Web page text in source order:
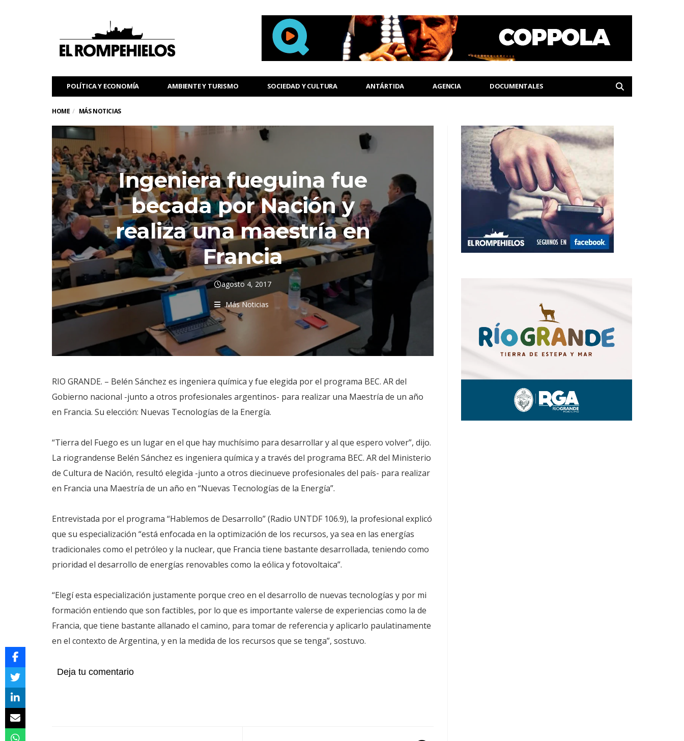
POLÍTICA Y ECONOMÍA AMBIENTE Y TURISMO SOCIEDAD Y CULTURA ANTÁRTIDA AGENCIA DOCUMENTALES
HOME MÁS NOTICIAS
Ingeniera fueguina fue
becada por Nación y
realiza una maestría en
Francia
agosto 4, 2017
Más Noticias
RIO GRANDE. – Belén Sánchez es ingeniera química y fue elegida por el programa BEC. AR del
Gobierno nacional -junto a otros profesionales argentinos- para realizar una Maestría de un año
en Francia. Su elección: Nuevas Tecnologías de la Energía.
“Tierra del Fuego es un lugar en el que hay muchísimo para desarrollar y al que espero volver”, dijo.
La riograndense Belén Sánchez es ingeniera química y a través del programa BEC. AR del Ministerio
de Cultura de Nación, resultó elegida -junto a otros diecinueve profesionales del país- para realizar
en Francia una Maestría de un año en “Nuevas Tecnologías de la Energía”.
Entrevistada por el programa “Hablemos de Desarrollo” (Radio UNTDF 106.9), la profesional explicó
que su especialización “está enfocada en la optimización de los recursos, ya sea en las energías
tradicionales como el petróleo y la nuclear, que Francia tiene bastante desarrollada, teniendo como
prioridad el desarrollo de energías renovables como la eólica y fotovoltaica”.
“Elegí esta especialización justamente porque creo en el desarrollo de nuevas tecnologías y por mi
formación entiendo que son factibles, por lo que es importante valerse de experiencias como la de
Francia, que tiene bastante allanado el camino, para tomar de referencia y aplicarlo paulatinamente
en el contexto de Argentina, y en la medida de los recursos que se tenga”, sostuvo.
Deja tu comentario